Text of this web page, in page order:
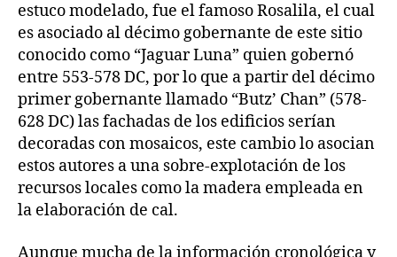
estuco modelado, fue el famoso Rosalila, el cual
es asociado al décimo gobernante de este sitio
conocido como “Jaguar Luna” quien gobernó
entre 553-578 DC, por lo que a partir del décimo
primer gobernante llamado “Butz’ Chan” (578-
628 DC) las fachadas de los edificios serían
decoradas con mosaicos, este cambio lo asocian
estos autores a una sobre-explotación de los
recursos locales como la madera empleada en
la elaboración de cal.
Aunque mucha de la información cronológica y